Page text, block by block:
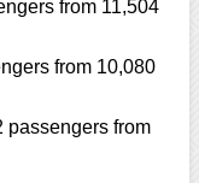
from 11,504
from 10,080
passengers from